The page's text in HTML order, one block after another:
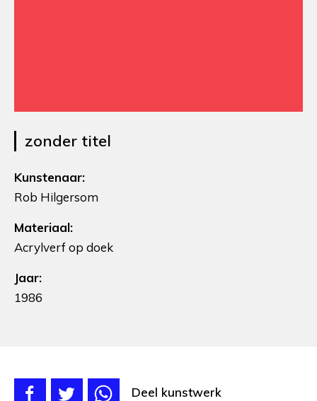
zonder titel
Kunstenaar:
Rob Hilgersom
Materiaal:
Acrylverf op doek
Jaar:
1986
Deel kunstwerk